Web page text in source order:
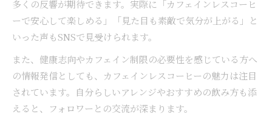
多くの反響が期待できます。実際に「カフェインレスコーヒ
ーで安心して楽しめる」「見た目も素敵で気分が上がる」と
いった声もSNSで見受けられます。
また、健康志向やカフェイン制限の必要性を感じている方へ
の情報発信としても、カフェインレスコーヒーの魅力は注目
されています。自分らしいアレンジやおすすめの飲み方も添
えると、フォロワーとの交流が深まります。